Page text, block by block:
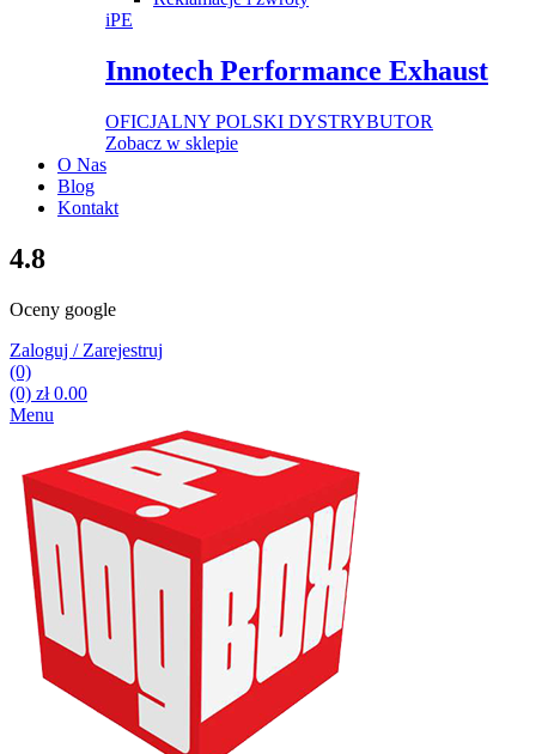
iPE
Innotech Performance Exhaust
OFICJALNY POLSKI DYSTRYBUTOR
Zobacz w sklepie
O Nas
Blog
Kontakt
4.8
Oceny google
Zaloguj / Zarejestruj
(0)
(0) zł0.00
Menu